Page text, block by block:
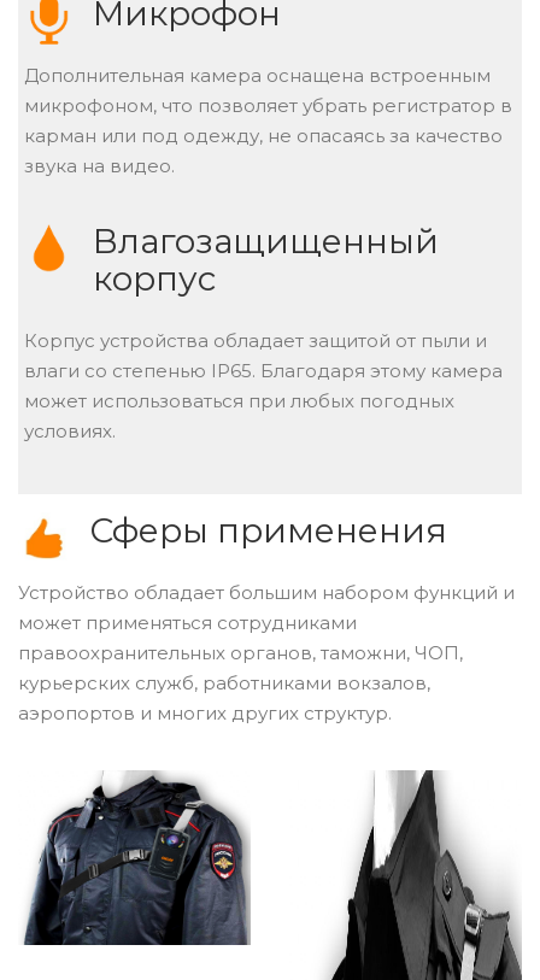
Микрофон
Дополнительная камера оснащена встроенным
микрофоном, что позволяет убрать регистратор в
карман или под одежду, не опасаясь за качество
звука на видео.
Влагозащищенный
корпус
Корпус устройства обладает защитой от пыли и
влаги со степенью IP65. Благодаря этому камера
может использоваться при любых погодных
условиях.
Сферы применения
Устройство обладает большим набором функций и
может применяться сотрудниками
правоохранительных органов, таможни, ЧОП,
курьерских служб, работниками вокзалов,
аэропортов и многих других структур.